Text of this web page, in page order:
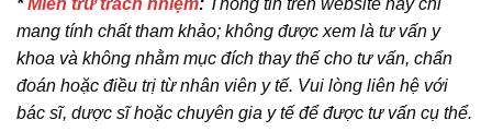
*Miễn trừ trách nhiệm: Thông tin trên website này chỉ
mang tính chất tham khảo; không được xem là tư vấn y
khoa và không nhằm mục đích thay thế cho tư vấn, chẩn
đoán hoặc điều trị từ nhân viên y tế. Vui lòng liên hệ với
bác sĩ, dược sĩ hoặc chuyên gia y tế để được tư vấn cụ thể.